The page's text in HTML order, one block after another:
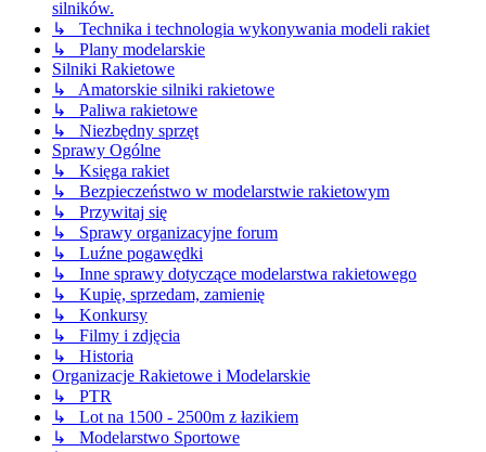
silników.
↳ Technika i technologia wykonywania modeli rakiet
↳ Plany modelarskie
Silniki Rakietowe
↳ Amatorskie silniki rakietowe
↳ Paliwa rakietowe
↳ Niezbędny sprzęt
Sprawy Ogólne
↳ Księga rakiet
↳ Bezpieczeństwo w modelarstwie rakietowym
↳ Przywitaj się
↳ Sprawy organizacyjne forum
↳ Luźne pogawędki
↳ Inne sprawy dotyczące modelarstwa rakietowego
↳ Kupię, sprzedam, zamienię
↳ Konkursy
↳ Filmy i zdjęcia
↳ Historia
Organizacje Rakietowe i Modelarskie
↳ PTR
↳ Lot na 1500 - 2500m z łazikiem
↳ Modelarstwo Sportowe